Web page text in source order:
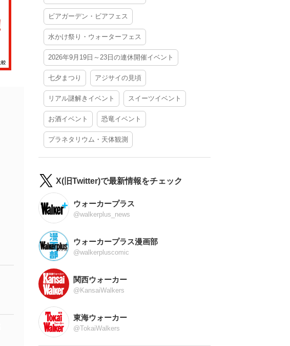
ビアガーデン・ビアフェス
水かけ祭り・ウォーターフェス
2026年9月19日～23日の連休開催イベント
七夕まつり アジサイの見頃
リアル謎解きイベント スイーツイベント
お酒イベント 恐竜イベント
プラネタリウム・天体観測
X(旧Twitter)で最新情報をチェック
ウォーカープラス
@walkerplus_news
ウォーカープラス漫画部
@walkerpluscomic
関西ウォーカー
@KansaiWalkers
東海ウォーカー
@TokaiWalkers